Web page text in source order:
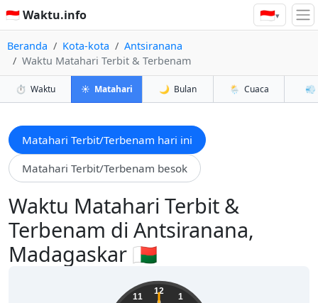
🇮🇩 Waktu.info 🇮🇩▾
Beranda Kota-kota
Antsiranana
Waktu Matahari Terbit & Terbenam
⏱️ Waktu ☀️ Matahari 🌙 Bulan 🌦️ Cuaca 💨
Matahari Terbit/Terbenam hari ini
Matahari Terbit/Terbenam besok
Waktu Matahari Terbit &
Terbenam di Antsiranana,
Madagaskar 🇲🇬
12
1
11